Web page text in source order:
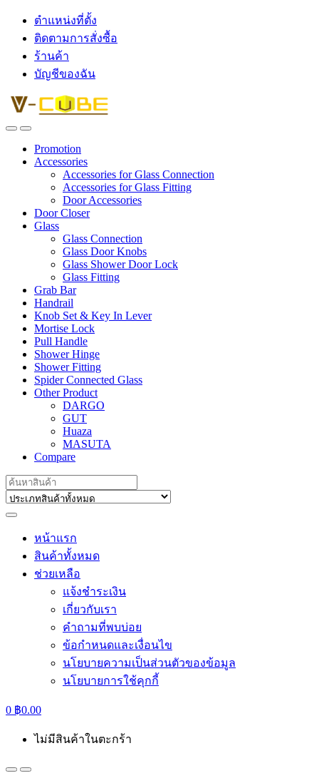
ตำแหน่งที่ตั้ง
ติดตามการสั่งซื้อ
ร้านค้า
บัญชีของฉัน
Promotion
Accessories
Accessories for Glass Connection
Accessories for Glass Fitting
Door Accessories
Door Closer
Glass
Glass Connection
Glass Door Knobs
Glass Shower Door Lock
Glass Fitting
Grab Bar
Handrail
Knob Set & Key In Lever
Mortise Lock
Pull Handle
Shower Hinge
Shower Fitting
Spider Connected Glass
Other Product
DARGO
GUT
Huaza
MASUTA
Compare
Search
for:
หน้าแรก
สินค้าทั้งหมด
ช่วยเหลือ
แจ้งชำระเงิน
เกี่ยวกับเรา
คำถามที่พบบ่อย
ข้อกำหนดและเงื่อนไข
นโยบายความเป็นส่วนตัวของข้อมูล
นโยบายการใช้คุกกี้
0 ฿0.00
ไม่มีสินค้าในตะกร้า